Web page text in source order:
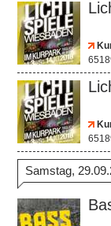
Samstag,